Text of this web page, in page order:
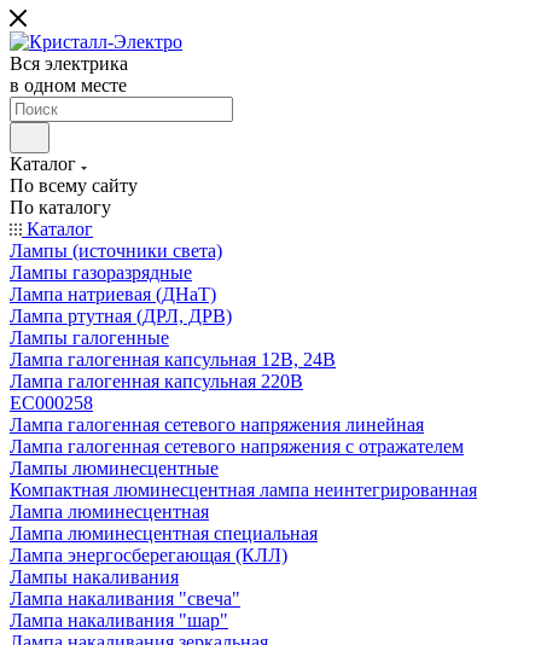
Вся электрика
в одном месте
Каталог
По всему сайту
По каталогу
Каталог
Лампы (источники света)
Лампы газоразрядные
Лампа натриевая (ДНаТ)
Лампа ртутная (ДРЛ, ДРВ)
Лампы галогенные
Лампа галогенная капсульная 12В, 24В
Лампа галогенная капсульная 220В
EC000258
Лампа галогенная сетевого напряжения линейная
Лампа галогенная сетевого напряжения с отражателем
Лампы люминесцентные
Компактная люминесцентная лампа неинтегрированная
Лампа люминесцентная
Лампа люминесцентная специальная
Лампа энергосберегающая (КЛЛ)
Лампы накаливания
Лампа накаливания "свеча"
Лампа накаливания "шар"